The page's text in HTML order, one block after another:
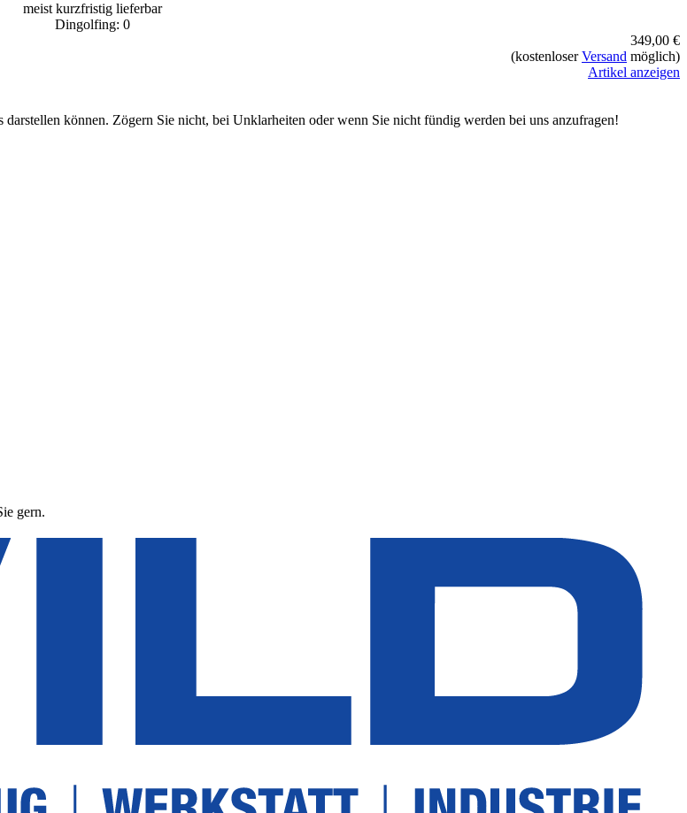
meist kurzfristig lieferbar
Dingolfing: 0
349,00 €
(kostenloserVersand möglich)
Artikel anzeigen
können. Zögern Sie nicht, bei Unklarheiten oder wenn Sie nicht fündig werden bei uns anzufragen!
gern.